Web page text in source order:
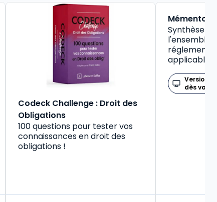
Codeck Challenge : Droit des
Obligations
100 questions pour tester vos
connaissances en droit des
obligations !
BEST-SELLER
Mémento
Synthèse
l'ensemble
applicable
Version
dès